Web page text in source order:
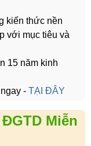
kiến thức nền
với mục tiêu và
15 năm kinh
- TẠI ĐÂY
Miễn